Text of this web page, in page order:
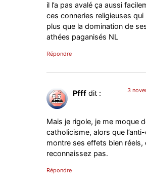
il l’a pas avalé ça aussi
ces conneries religieuses qui
plus que la domination de
athées paganisés NL
Répondre
Pfff dit : 3
Mais je rigole, je me moque
catholicisme, alors que
montre ses effets bien réels,
reconnaissez pas.
Répondre